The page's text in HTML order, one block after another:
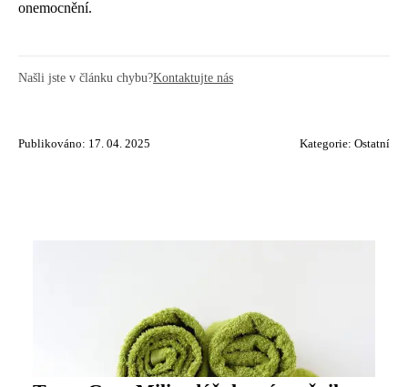
onemocnění.
Našli jste v článku chybu?Kontaktujte nás
Publikováno: 17. 04. 2025 Kategorie: Ostatní